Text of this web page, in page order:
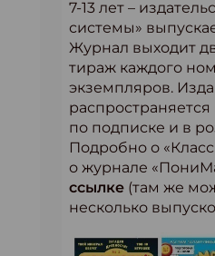
7-13 лет –
системы»
Журнал выходит
тираж каждого
экземпляров.
по подписке и в
Подробно о
о журнале
ссылке (там же
несколько